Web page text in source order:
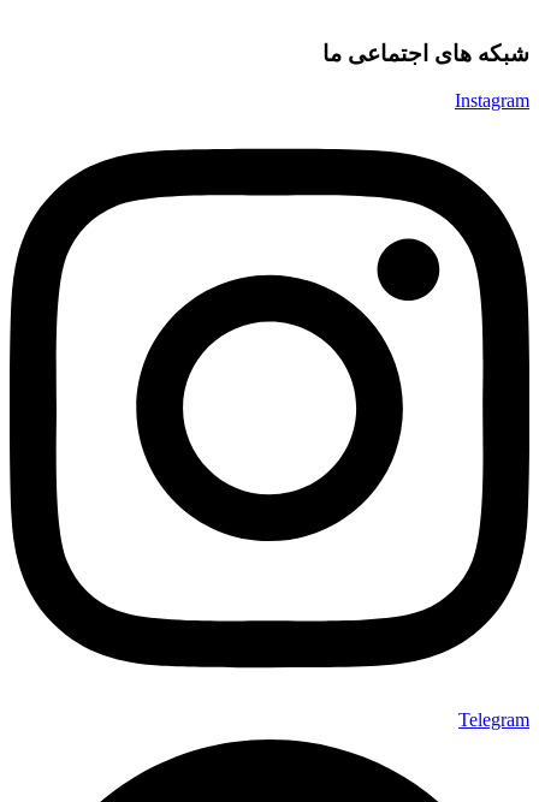
شبکه های اجتماعی ما
Instagram
Telegram